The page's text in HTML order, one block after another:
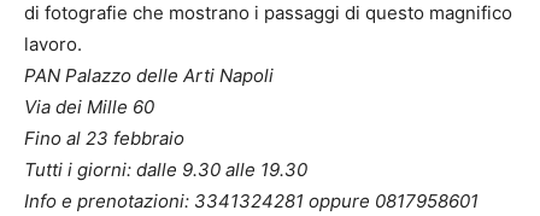
di fotografie che mostrano i passaggi di questo magnifico
lavoro.
PAN Palazzo delle Arti Napoli
Via dei Mille 60
Fino al 23 febbraio
Tutti i giorni: dalle 9.30 alle 19.30
Info e prenotazioni: 3341324281 oppure 0817958601